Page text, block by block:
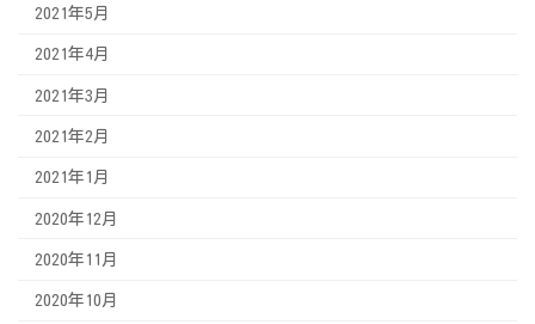
2021年5月
2021年4月
2021年3月
2021年2月
2021年1月
2020年12月
2020年11月
2020年10月